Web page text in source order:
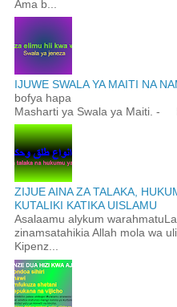
Ama b...
IJUWE SWALA YA MAITI NA
bofya hapa
Masharti ya Swala ya Maiti. -
ZIJUE AINA ZA TALAKA,
KUTALIKI KATIKA UISLAMU
Asalaamu alykum
zinamsatahikia Allah mola wa
Kipenz...